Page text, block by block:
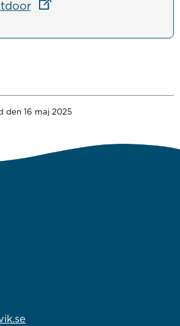
Länk till annan webbplats
den 16 maj 2025